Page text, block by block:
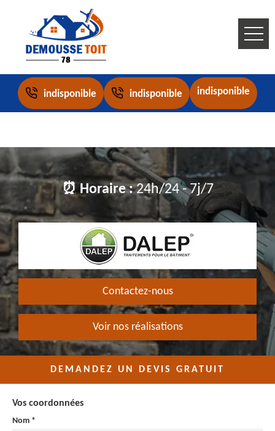
indisponible indisponible indisponible
⏰ Horaire :24h/24 - 7j/7
Contactez-nous
Voir nos réalisations
DEMANDEZ UN DEVIS GRATUIT
Vos coordonnées
Nom *